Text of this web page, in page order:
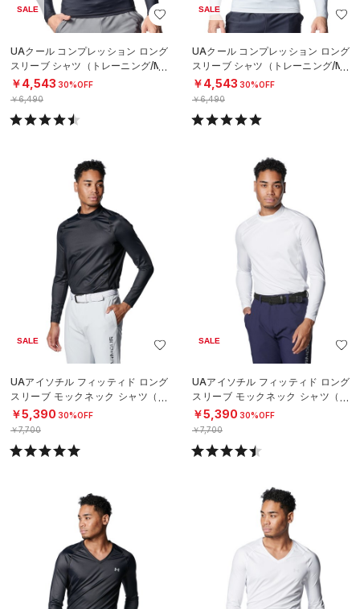
SALE
UAクール コンプレッション ロング
スリーブ シャツ（トレーニング/ME
N）
￥4,543 30%OFF
￥6,490
SALE
UAクール コンプレッション ロング
スリーブ シャツ（トレーニング/ME
N）
￥4,543 30%OFF
￥6,490
SALE
UAアイソチル フィッティド ロング
スリーブ モックネック シャツ（ゴ
ルフ/MEN）
￥5,390 30%OFF
￥7,700
SALE
UAアイソチル フィッティド ロング
スリーブ モックネック シャツ（ゴ
ルフ/MEN）
￥5,390 30%OFF
￥7,700